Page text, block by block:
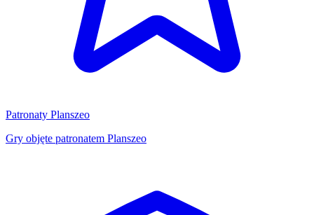
Patronaty Planszeo
Gry objęte patronatem Planszeo